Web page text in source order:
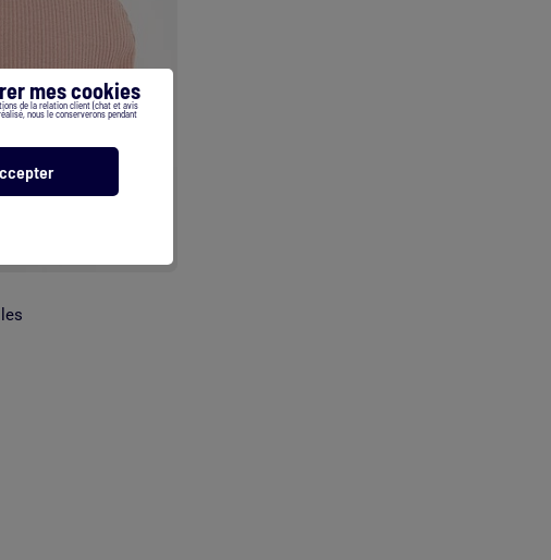
mes cookies
de la relation client (chat et avis
nous le conserverons pendant